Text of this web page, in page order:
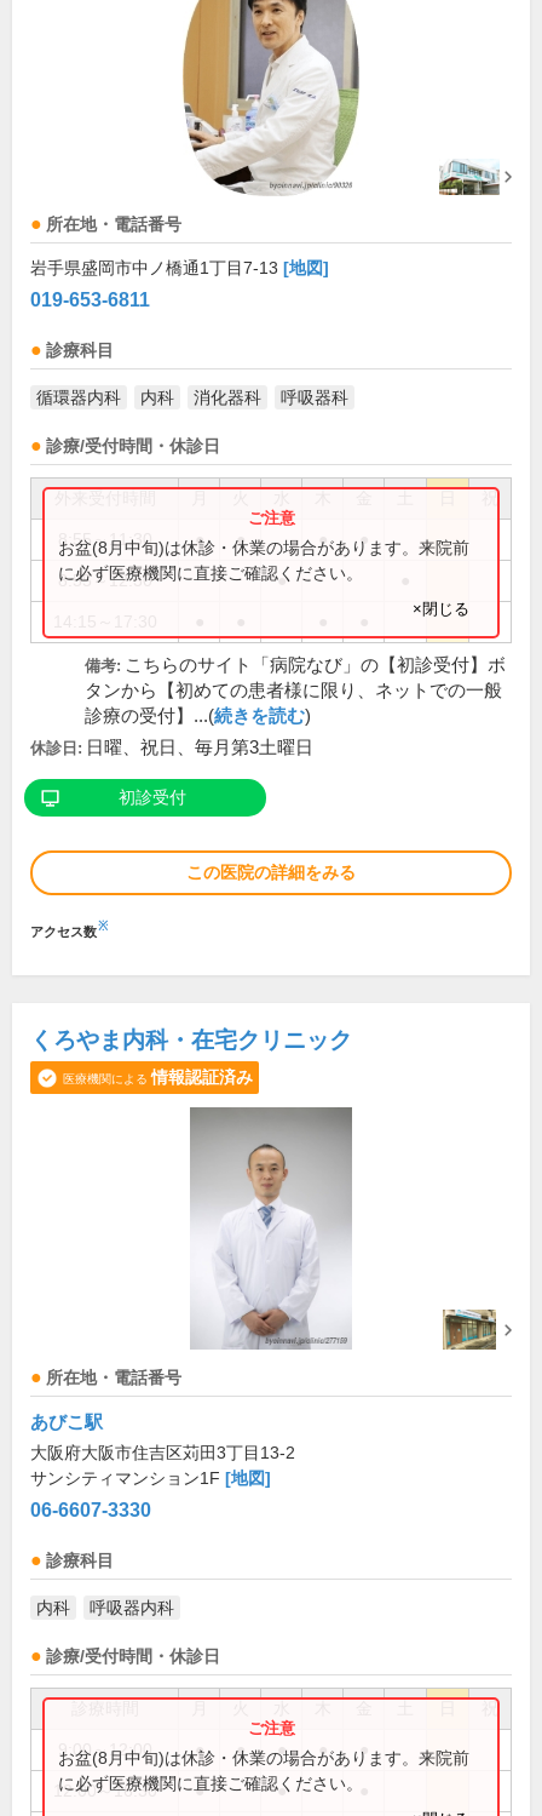
所在地・電話番号
岩手県盛岡市中ノ橋通1丁目7-13 [地図]
019-653-6811
診療科目
循環器内科 内科 消化器科 呼吸器科
診療/受付時間・休診日
祝
8:55～11:30 ● ● ● ●
8:55～12:30 ●
お盆(8月中旬)は休診・休業の場合があります。来院前
に必ず医療機関に直接ご確認ください。
×閉じる
備考: こちらのサイト「病院なび」の【初診受付】ボ
タンから【初めての患者様に限り、ネットでの一般
診療の受付】...(続きを読む)
休診日: 日曜、祝日、毎月第3土曜日
初診受付
この医院の詳細をみる
アクセス数※
くろやま内科・在宅クリニック
医療機関による 情報認証済み
所在地・電話番号
あびこ駅
大阪府大阪市住吉区苅田3丁目13-2
サンシティマンション1F [地図]
06-6607-3330
診療科目
内科 呼吸器内科
診療/受付時間・休診日
祝
9:00～12:00 ● ● ● ● ●
12:00～16:30 ● ●
お盆(8月中旬)は休診・休業の場合があります。来院前
に必ず医療機関に直接ご確認ください。